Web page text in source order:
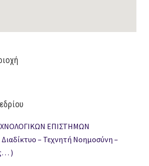
ΕΠΙΣΤΗΜΩΝ
– Τεχνητή Νοημοσύνη –
)